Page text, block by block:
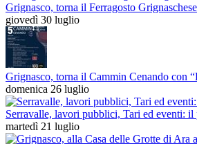
Grignasco, torna il Ferragosto
giovedì 30 luglio
Grignasco, torna il Cammin Cenando con
domenica 26 luglio
Serravalle, lavori pubblici, Tari ed eventi: il
martedì 21 luglio